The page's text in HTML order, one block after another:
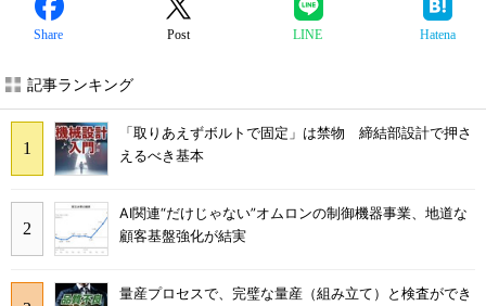
Share Post LINE Hatena
記事ランキング
「取りあえずボルトで固定」は禁物 締結部設計で押さ
えるべき基本
AI関連“だけじゃない”オムロンの制御機器事業、地道な
顧客基盤強化が結実
量産プロセスで、完璧な量産（組み立て）と検査ができ